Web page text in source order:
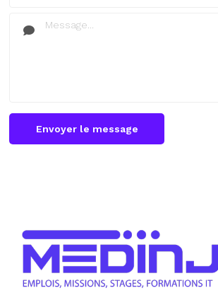
Envoyer le message